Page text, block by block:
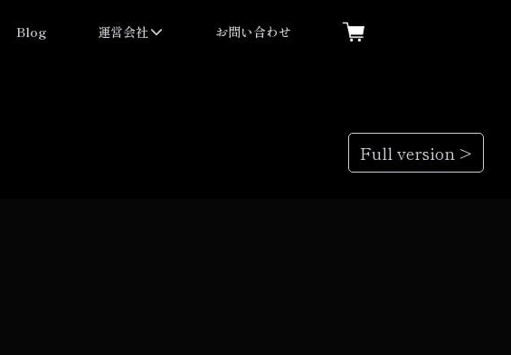
Blog 運営会社 お問い合わせ
Full version >